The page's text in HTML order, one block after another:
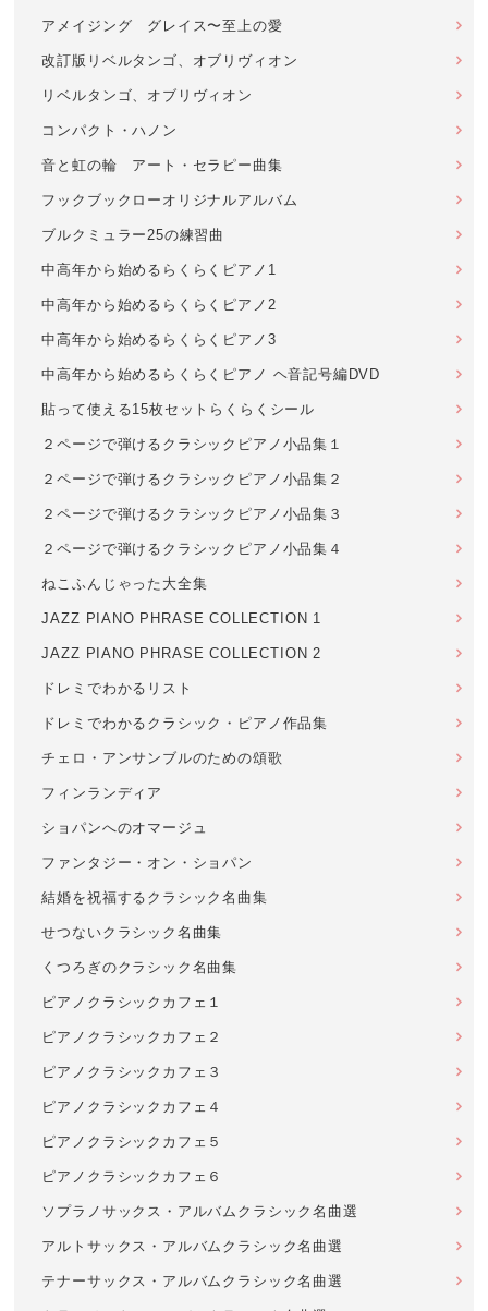
アメイジング グレイス〜至上の愛
改訂版リベルタンゴ、オブリヴィオン
リベルタンゴ、オブリヴィオン
コンパクト・ハノン
音と虹の輪 アート・セラピー曲集
フックブックローオリジナルアルバム
ブルクミュラー25の練習曲
中高年から始めるらくらくピアノ1
中高年から始めるらくらくピアノ2
中高年から始めるらくらくピアノ3
中高年から始めるらくらくピアノ ヘ音記号編DVD
貼って使える15枚セットらくらくシール
２ページで弾けるクラシックピアノ小品集１
２ページで弾けるクラシックピアノ小品集２
２ページで弾けるクラシックピアノ小品集３
２ページで弾けるクラシックピアノ小品集４
ねこふんじゃった大全集
JAZZ PIANO PHRASE COLLECTION 1
JAZZ PIANO PHRASE COLLECTION 2
ドレミでわかるリスト
ドレミでわかるクラシック・ピアノ作品集
チェロ・アンサンブルのための頌歌
フィンランディア
ショパンへのオマージュ
ファンタジー・オン・ショパン
結婚を祝福するクラシック名曲集
せつないクラシック名曲集
くつろぎのクラシック名曲集
ピアノクラシックカフェ１
ピアノクラシックカフェ２
ピアノクラシックカフェ３
ピアノクラシックカフェ４
ピアノクラシックカフェ５
ピアノクラシックカフェ６
ソプラノサックス・アルバムクラシック名曲選
アルトサックス・アルバムクラシック名曲選
テナーサックス・アルバムクラシック名曲選